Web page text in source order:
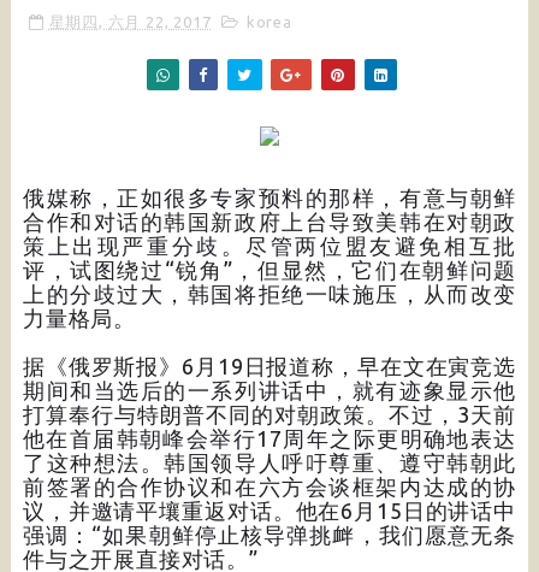
星期四, 六月 22, 2017 korea
俄媒称，正如很多专家预料的那样，有意与朝鲜
合作和对话的韩国新政府上台导致美韩在对朝政
策上出现严重分歧。尽管两位盟友避免相互批
评，试图绕过“锐角”，但显然，它们在朝鲜问题
上的分歧过大，韩国将拒绝一味施压，从而改变
力量格局。
据《俄罗斯报》6月19日报道称，早在文在寅竞选
期间和当选后的一系列讲话中，就有迹象显示他
打算奉行与特朗普不同的对朝政策。不过，3天前
他在首届韩朝峰会举行17周年之际更明确地表达
了这种想法。韩国领导人呼吁尊重、遵守韩朝此
前签署的合作协议和在六方会谈框架内达成的协
议，并邀请平壤重返对话。他在6月15日的讲话中
强调：“如果朝鲜停止核导弹挑衅，我们愿意无条
件与之开展直接对话。”